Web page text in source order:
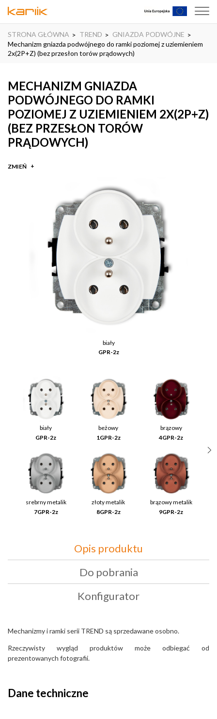
STRONA GŁÓWNA TREND
GNIAZDA PODWÓJNE
Mechanizm gniazda podwójnego do ramki poziomej z uziemieniem
2x(2P+Z) (bez przesłon torów prądowych)
MECHANIZM GNIAZDA
PODWÓJNEGO DO RAMKI
POZIOMEJ Z UZIEMIENIEM 2X(2P+Z)
(BEZ PRZESŁON TORÓW
PRĄDOWYCH)
ZMIEŃ
biały
GPR-2z
biały
GPR-2z
beżowy
1GPR-2z
brązowy
4GPR-2z
srebrny metalik
7GPR-2z
złoty metalik
8GPR-2z
brązowy metalik
9GPR-2z
Opis produktu
Do pobrania
Konfigurator
Mechanizmy i ramki serii TREND są sprzedawane osobno.
Rzeczywisty wygląd produktów może odbiegać od
prezentowanych fotografii.
Dane techniczne